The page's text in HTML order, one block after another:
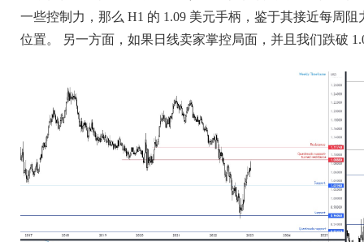
一些控制力，那么 H1 的 1.09 美元手柄，鉴于其接近每周
位置。 另一方面，如果日线卖家掌控局面，并且我们跌破